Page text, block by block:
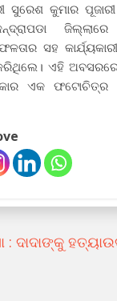
ସୁରେଶ କୁମାର
ସହ
ଏହି
ଏକ ଫଟୋଚିତ୍ର
: ଦାଦାଙ୍କୁ